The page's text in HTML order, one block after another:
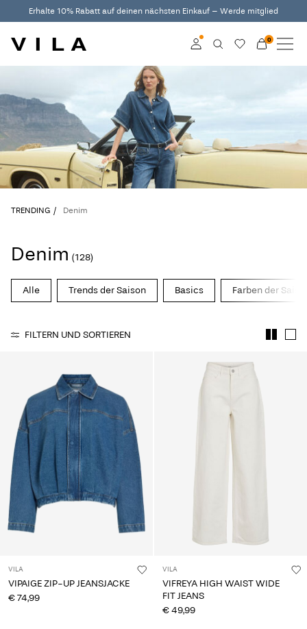
Erhalte 10% Rabatt auf deinen nächsten Einkauf – Werde mitglied
Mitglied werden
Mehr Infos zum VILA
Club
0
NEUHEITEN
TRENDING
SALE
VILA CLUB
ROUGE EDIT
Anmelden
Fragen?
Österreich
/
Deutsch
TRENDING Denim
Denim (128)
Alle Trends der Saison Basics Farben der
FILTERN UND SORTIEREN
VILA
VIPAIGE ZIP-UP JEANSJACKE
€ 74,99
VILA
VIFREYA HIGH WAIST WIDE
FIT JEANS
€ 49,99